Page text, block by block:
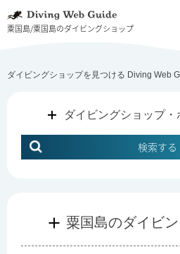
粟国島/粟国島のダイビングショップ
ダイビングショップを見つける Diving Web
ダイビングショップ・
検索する
粟国島のダイビ